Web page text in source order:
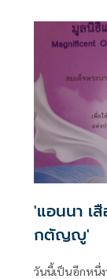
Superstock
“แพร ทวินันท์
ภายใต้คอนเซ็ป
บิดได้ ผลซ้อมวั
(SB1Pro) เป็
จาก อิเดมิตสึ ฮ
ภวัต” โชว์ฟอร์
เวลาต่อรอบได้
แข่งในรุ่นถึง
รอบควอลิฟาย
'แอนนา เ
กตัญญู'
วันนี้เป็นอีกหนึ่ง